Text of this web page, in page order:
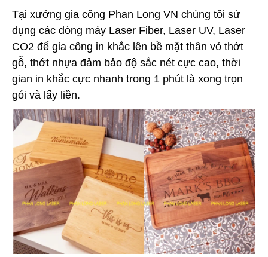
Tại xưởng gia công Phan Long VN chúng tôi sử
dụng các dòng máy Laser Fiber, Laser UV, Laser
CO2 để gia công in khắc lên bề mặt thân vỏ thớt
gỗ, thớt nhựa đảm bảo độ sắc nét cực cao, thời
gian in khắc cực nhanh trong 1 phút là xong trọn
gói và lấy liền.